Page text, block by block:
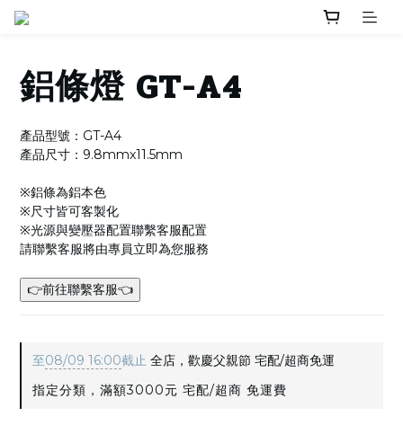
鋁條燈 GT-A4
產品型號：GT-A4
產品尺寸：9.8mmx11.5mm
※鋁條為鋁本色
※尺寸皆可客製化
※光源與變壓器配置聯繫客服配置
請聯繫客服將由專員立即為您服務
👉前往聯繫客服👈
至08/09 16:00截止 全店，歡慶父親節 宅配/超商免運
指定分類，滿額3000元 宅配/超商 免運費